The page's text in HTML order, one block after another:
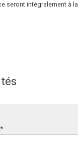
seront intégralement à la